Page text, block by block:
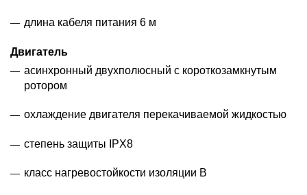
длина кабеля питания 6 м
Двигатель
асинхронный двухполюсный с короткозамкнутым
ротором
охлаждение двигателя перекачиваемой жидкостью
степень защиты IPX8
класс нагревостойкости изоляции В